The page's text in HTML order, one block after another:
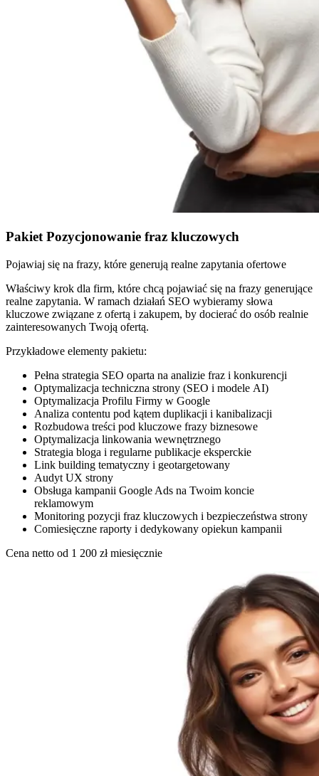
Pakiet Pozycjonowanie fraz kluczowych
Pojawiaj się na frazy, które generują realne zapytania ofertowe
Właściwy krok dla firm, które chcą pojawiać się na frazy generujące
realne zapytania. W ramach działań SEO wybieramy słowa
kluczowe związane z ofertą i zakupem, by docierać do osób realnie
zainteresowanych Twoją ofertą.
Przykładowe elementy pakietu:
Pełna strategia SEO oparta na analizie fraz i konkurencji
Optymalizacja techniczna strony (SEO i modele AI)
Optymalizacja Profilu Firmy w Google
Analiza contentu pod kątem duplikacji i kanibalizacji
Rozbudowa treści pod kluczowe frazy biznesowe
Optymalizacja linkowania wewnętrznego
Strategia bloga i regularne publikacje eksperckie
Link building tematyczny i geotargetowany
Audyt UX strony
Obsługa kampanii Google Ads na Twoim koncie
reklamowym
Monitoring pozycji fraz kluczowych i bezpieczeństwa strony
Comiesięczne raporty i dedykowany opiekun kampanii
Cena netto od 1 200 zł miesięcznie